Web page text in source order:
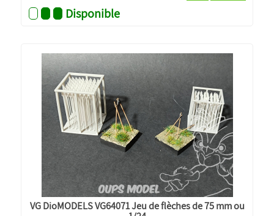
Disponible
VG DioMODELS VG64071 Jeu de flèches de 75 mm ou